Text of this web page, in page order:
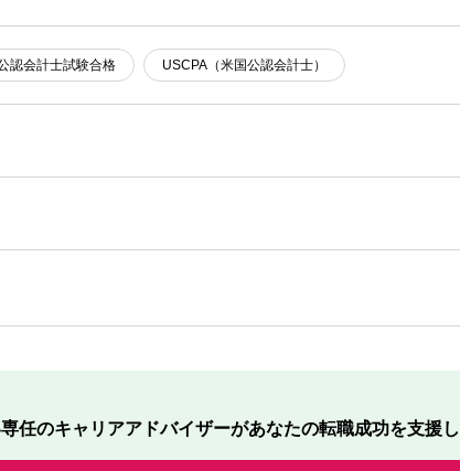
認会計士試験合格 USCPA（米国公認会計士）
任のキャリアアドバイザーがあなたの転職成功を支援